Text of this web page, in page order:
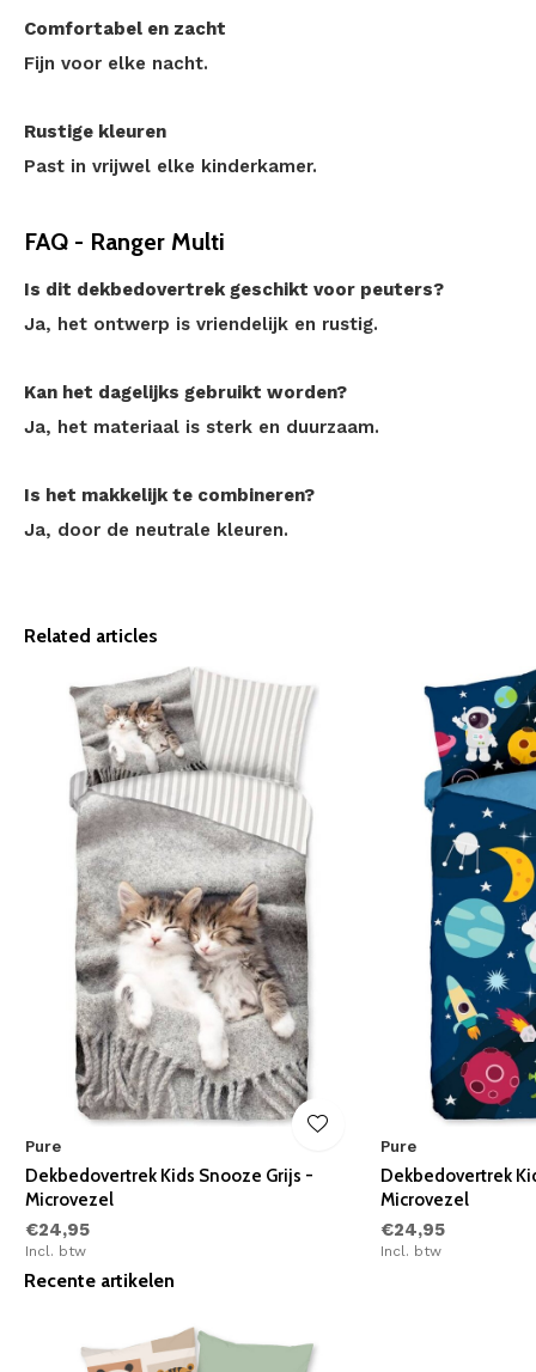
Comfortabel en zacht
Fijn voor elke nacht.
Rustige kleuren
Past in vrijwel elke kinderkamer.
FAQ - Ranger Multi
Is dit dekbedovertrek geschikt voor peuters?
Ja, het ontwerp is vriendelijk en rustig.
Kan het dagelijks gebruikt worden?
Ja, het materiaal is sterk en duurzaam.
Is het makkelijk te combineren?
Ja, door de neutrale kleuren.
Related articles
Pure
Dekbedovertrek Kids Snooze Grijs -
Microvezel
€24,95
Incl. btw
Pure
Dekbedovertrek
Microvezel
€24,95
Incl. btw
Recente artikelen